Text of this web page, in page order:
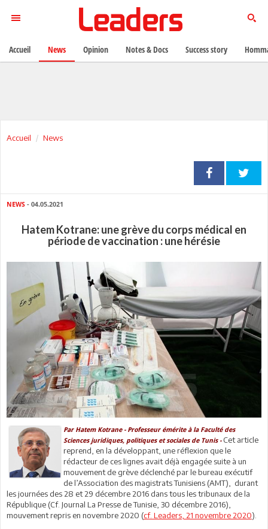
Accueil News
NEWS - 04.05.2021
Hatem Kotrane: une grève du corps médical en
période de vaccination : une hérésie
Par Hatem Kotrane - Professeur émérite à la Faculté des
Sciences juridiques, politiques et sociales de Tunis -Cet article
reprend, en la développant, une réflexion que le
rédacteur de ces lignes avait déjà engagée suite à un
mouvement de grève déclenché par le bureau exécutif
de l’Association des magistrats Tunisiens (AMT), durant
les journées des 28 et 29 décembre 2016 dans tous les tribunaux de la
République (Cf. Journal La Presse de Tunisie, 30 décembre 2016),
mouvement repris en novembre 2020 (cf. Leaders, 21 novembre 2020).
Accueil News Opinion Notes & Docs Success story